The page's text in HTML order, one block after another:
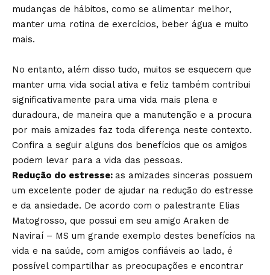
mudanças de hábitos, como se alimentar melhor,
manter uma rotina de exercícios, beber água e muito
mais.
No entanto, além disso tudo, muitos se esquecem que
manter uma vida social ativa e feliz também contribui
significativamente para uma vida mais plena e
duradoura, de maneira que a manutenção e a procura
por mais amizades faz toda diferença neste contexto.
Confira a seguir alguns dos benefícios que os amigos
podem levar para a vida das pessoas.
Redução do estresse: as amizades sinceras possuem
um excelente poder de ajudar na redução do estresse
e da ansiedade. De acordo com o palestrante Elias
Matogrosso, que possui em seu amigo Araken de
Naviraí – MS um grande exemplo destes benefícios na
vida e na saúde, com amigos confiáveis ao lado, é
possível compartilhar as preocupações e encontrar